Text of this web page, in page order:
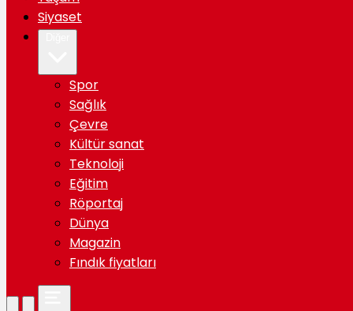
Siyaset
Spor
Sağlık
Çevre
Kültür sanat
Teknoloji
Eğitim
Röportaj
Dünya
Magazin
Fındık fiyatları